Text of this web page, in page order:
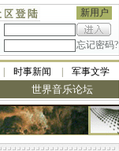
新用户
忘记密码?
时事新闻 军事文学
世界音乐论坛